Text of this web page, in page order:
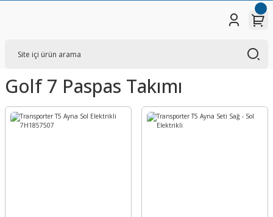
Golf 7 Paspas Takımı